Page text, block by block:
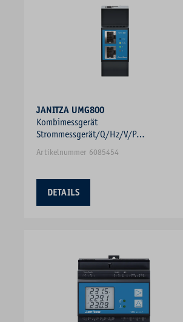
JANITZA UMG800
Kombimessgerät
Strommessgerät/Q/Hz/V/P
Blindleistungsmesser Frequenzmesser
Artikelnummer 6085454
DETAILS